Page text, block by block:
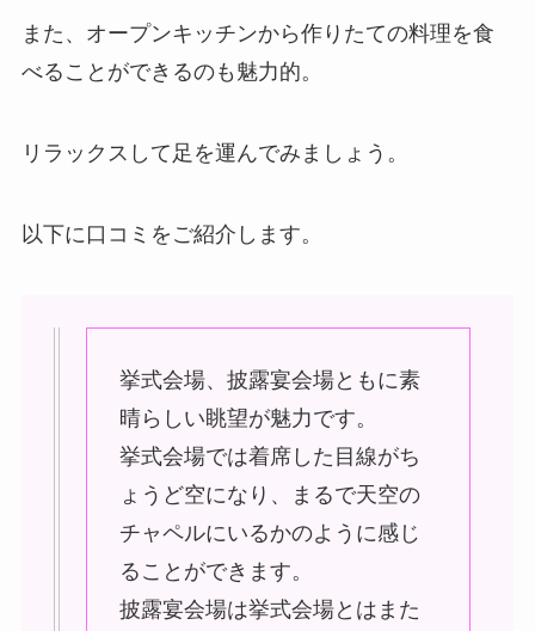
また、オープンキッチンから作りたての料理を食
べることができるのも魅力的。
リラックスして足を運んでみましょう。
以下に口コミをご紹介します。
挙式会場、披露宴会場ともに素
晴らしい眺望が魅力です。
挙式会場では着席した目線がち
ょうど空になり、まるで天空の
チャペルにいるかのように感じ
ることができます。
披露宴会場は挙式会場とはまた